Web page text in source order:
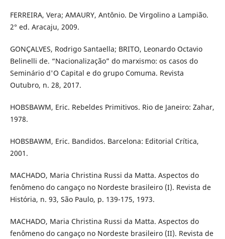
FERREIRA, Vera; AMAURY, Antônio. De Virgolino a Lampião.
2° ed. Aracaju, 2009.
GONÇALVES, Rodrigo Santaella; BRITO, Leonardo Octavio
Belinelli de. “Nacionalização” do marxismo: os casos do
Seminário d'O Capital e do grupo Comuma. Revista
Outubro, n. 28, 2017.
HOBSBAWM, Eric. Rebeldes Primitivos. Rio de Janeiro: Zahar,
1978.
HOBSBAWM, Eric. Bandidos. Barcelona: Editorial Crítica,
2001.
MACHADO, Maria Christina Russi da Matta. Aspectos do
fenômeno do cangaço no Nordeste brasileiro (I). Revista de
História, n. 93, São Paulo, p. 139-175, 1973.
MACHADO, Maria Christina Russi da Matta. Aspectos do
fenômeno do cangaço no Nordeste brasileiro (II). Revista de